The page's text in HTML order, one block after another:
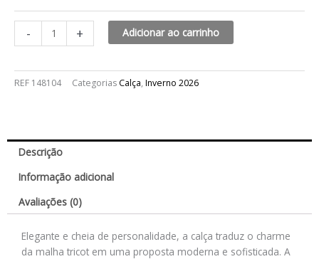
- + Adicionar ao carrinho
REF 148104 Categorias Calça, Inverno 2026
Descrição
Informação adicional
Avaliações (0)
Elegante e cheia de personalidade, a calça traduz o charme
da malha tricot em uma proposta moderna e sofisticada. A